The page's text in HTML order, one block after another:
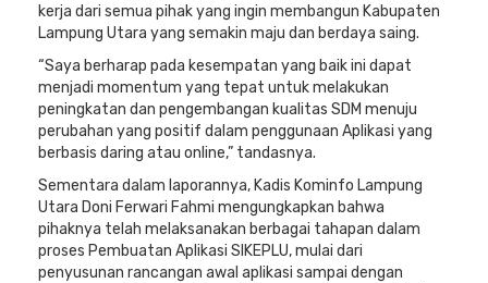
kerja dari semua pihak yang ingin membangun Kabupaten
Lampung Utara yang semakin maju dan berdaya saing.
“Saya berharap pada kesempatan yang baik ini dapat
menjadi momentum yang tepat untuk melakukan
peningkatan dan pengembangan kualitas SDM menuju
perubahan yang positif dalam penggunaan Aplikasi yang
berbasis daring atau online,” tandasnya.
Sementara dalam laporannya, Kadis Kominfo Lampung
Utara Doni Ferwari Fahmi mengungkapkan bahwa
pihaknya telah melaksanakan berbagai tahapan dalam
proses Pembuatan Aplikasi SIKEPLU, mulai dari
penyusunan rancangan awal aplikasi sampai dengan